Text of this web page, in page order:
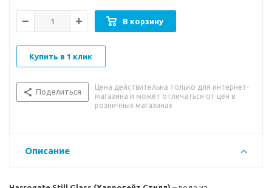
Вода Harrogate не раз являлась официальным партнером
английских турниров по игре в гольф.
Вкусовые особенности:
невысокую минерализацию, благодаря чему может
употребляться ежедневно в качестве столовой воды без
В корзину
Купить в 1 клик
Поделиться
Цена действительна только для интернет-
магазина и может отличаться от цен в
розничных магазинах
Описание